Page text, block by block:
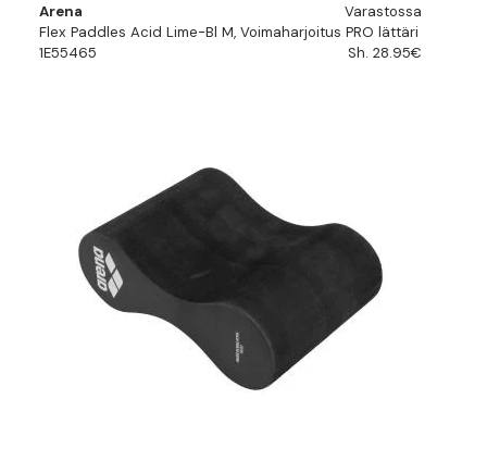
Arena
Varastossa
Flex Paddles Acid Lime-Bl M, Voimaharjoitus PRO lättäri
1E55465
Sh. 28.95€